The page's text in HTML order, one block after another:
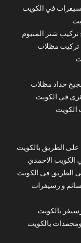
شتر المنيوم
تركيب مظلات
حداد مظلات
في الكويت
الكويت
على الطريق بالكويت
الكويت الاحمدي
الطريق في الكويت
و رسيفرات
بالكويت
بالكويت